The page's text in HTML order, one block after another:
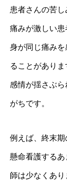
患者さんの苦し
痛みが激しい
身が同じ痛み
ることがあり
感情が揺さぶ
がちです。
例えば、終末
懸命看護する
師は少なくあ